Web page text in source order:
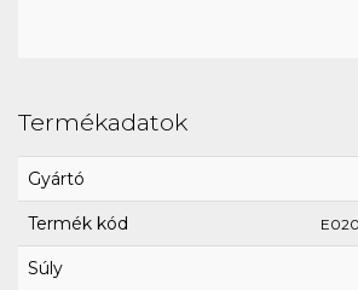
Termékadatok
Gyártó
Termék kód
Súly